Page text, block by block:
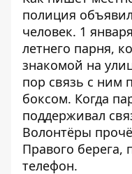
полиция
человек. 1
летнего парня,
знакомой на
пор связь с ним
боксом. Когда
поддерживал
Волонтёры
Правого берега,
телефон.